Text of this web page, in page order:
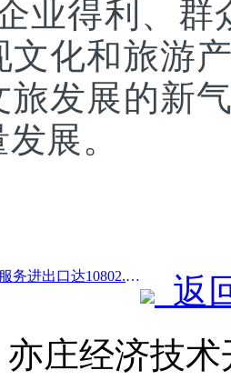
业得利、
文化和旅游
旅发展的新
展。
前一篇：上半年旅行服务进出口达10802.9亿元
返
庄经济技